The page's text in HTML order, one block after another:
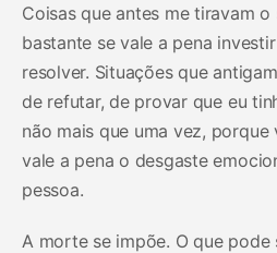
Coisas que antes me tiravam
bastante se vale a pena
resolver. Situações que
de refutar, de provar que eu
não mais que uma vez, porque
vale a pena o desgaste
pessoa.
A morte se impõe. O que